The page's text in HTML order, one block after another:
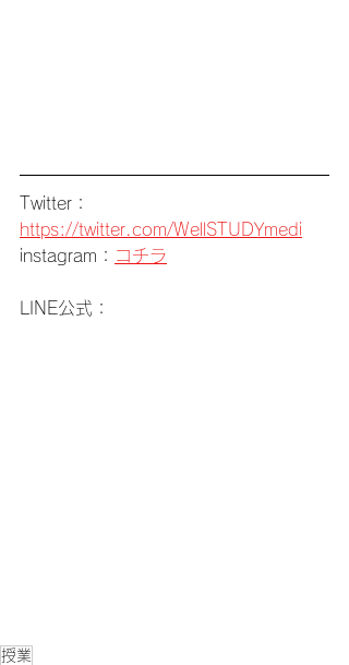
Twitter：
https://twitter.com/WellSTUDYmedi
instagram： コチラ
LINE公式：
授業